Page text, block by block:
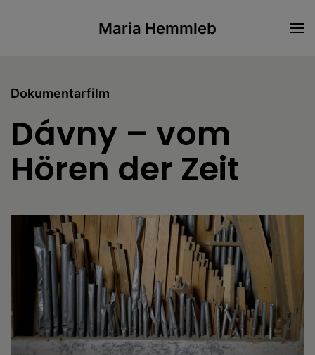
Maria Hemmleb
Dokumentarfilm
Dávny – vom
Hören der Zeit